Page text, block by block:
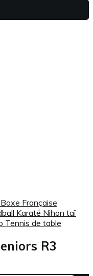
Boxe Française
Karaté Nihon taï
Tennis de table
R3